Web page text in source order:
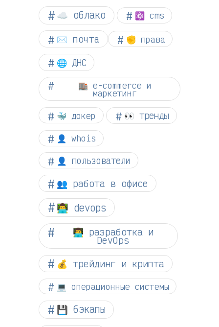
☁︎ облако ⚛ cms
✉️ почта ✊ права
🌐 ДНС
🏬 e-commerce и
маркетинг
🐳 докер 👀 тренды
👤 whois
👤 пользователи
👥 работа в офисе
👨‍💻 devops
👨‍💻 разработка и
DevOps
💰 трейдинг и крипта
💻 операционные системы
💾 бэкапы